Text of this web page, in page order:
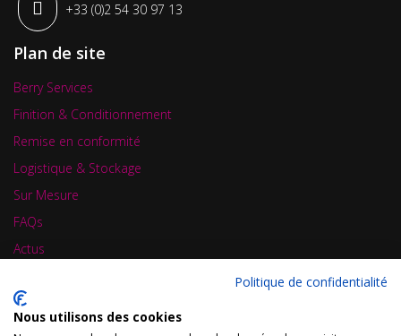
+33 (0)2 54 30 97 13
Plan de site
Berry Services
Finition & Conditionnement
Remise en conformité
Logistique & Stockage
Sur Mesure
FAQs
Actus
Carte de visite
Politique de confidentialité
Nous utilisons des cookies